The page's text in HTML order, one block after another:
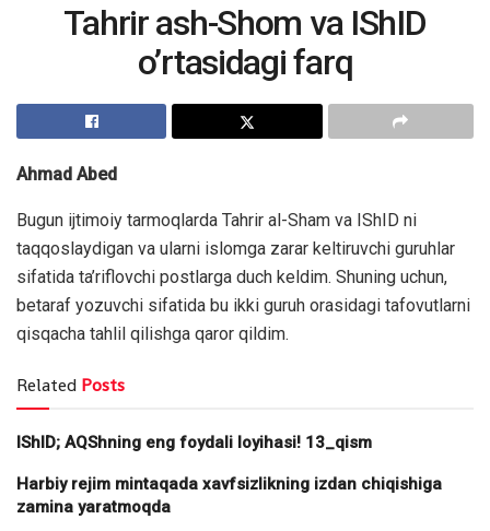
Tahrir ash-Shom va IShID
o’rtasidagi farq
Ahmad Abed
Bugun ijtimoiy tarmoqlarda Tahrir al-Sham va IShID ni
taqqoslaydigan va ularni islomga zarar keltiruvchi guruhlar
sifatida ta’riflovchi postlarga duch keldim. Shuning uchun,
betaraf yozuvchi sifatida bu ikki guruh orasidagi tafovutlarni
qisqacha tahlil qilishga qaror qildim.
Related Posts
IShID; AQShning eng foydali loyihasi! 13_qism
Harbiy rejim mintaqada xavfsizlikning izdan chiqishiga
zamina yaratmoqda